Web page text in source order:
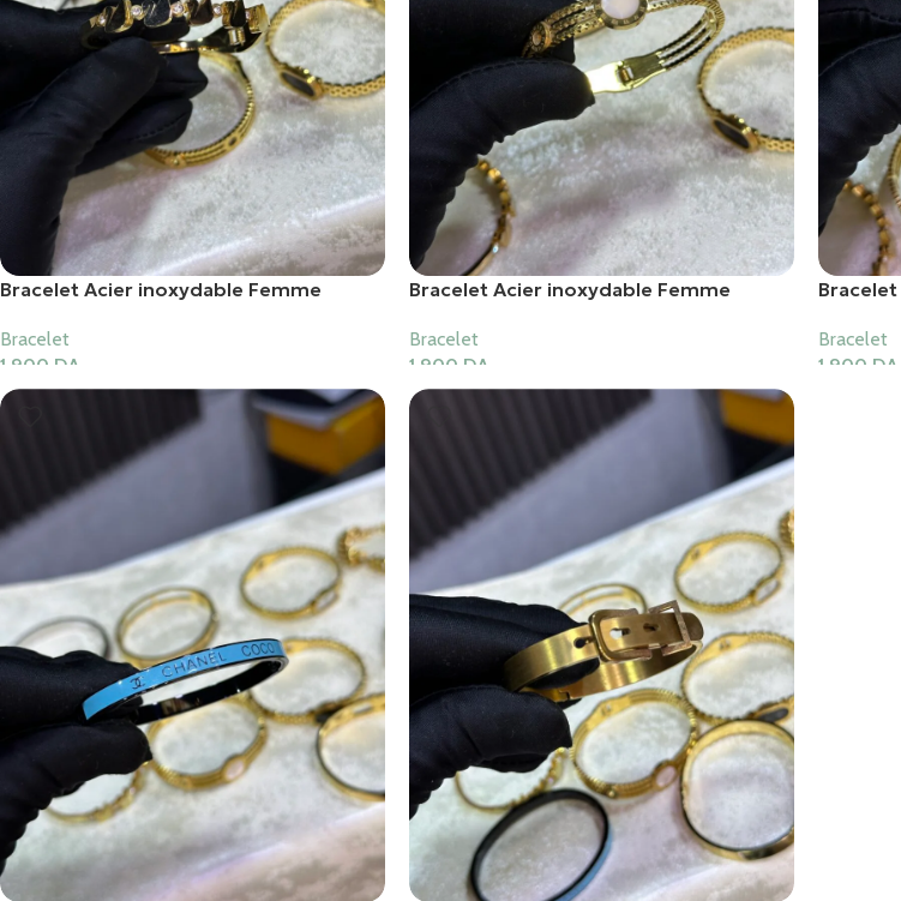
Bracelet Acier inoxydable Femme
Bracelet
1,900 DA
Bracelet Acier inoxydable Femme
Bracelet
1,900 DA
Bracelet
1,900 DA